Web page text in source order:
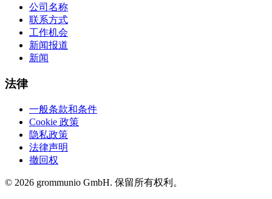
公司名称
联系方式
工作机会
新闻报道
新闻
法律
一般条款和条件
Cookie 政策
隐私政策
法律声明
撤回权
© 2026 grommunio GmbH. 保留所有权利。